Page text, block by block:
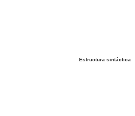
Estructura sintáctica